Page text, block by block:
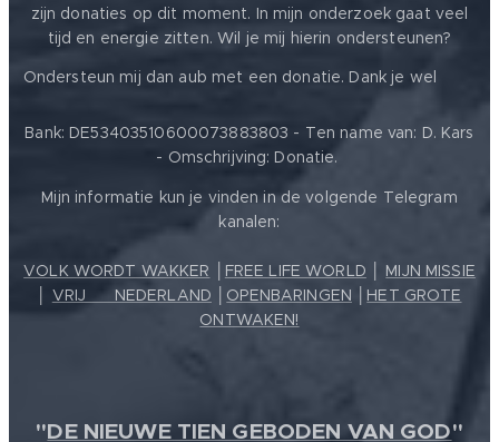
zijn donaties op dit moment. In mijn onderzoek gaat veel
tijd en energie zitten. Wil je mij hierin ondersteunen?
Ondersteun mij dan aub met een donatie. Dank je wel
Bank: DE53403510600073883803 - Ten name van: D. Kars
- Omschrijving: Donatie.
Mijn informatie kun je vinden in de volgende Telegram
kanalen:
VOLK WORDT WAKKER FREE LIFE WORLD
MIJN MISSIE
VRIJ ❤️ NEDERLAND OPENBARINGEN
HET GROTE
ONTWAKEN!
"DE NIEUWE TIEN GEBODEN VAN GOD"